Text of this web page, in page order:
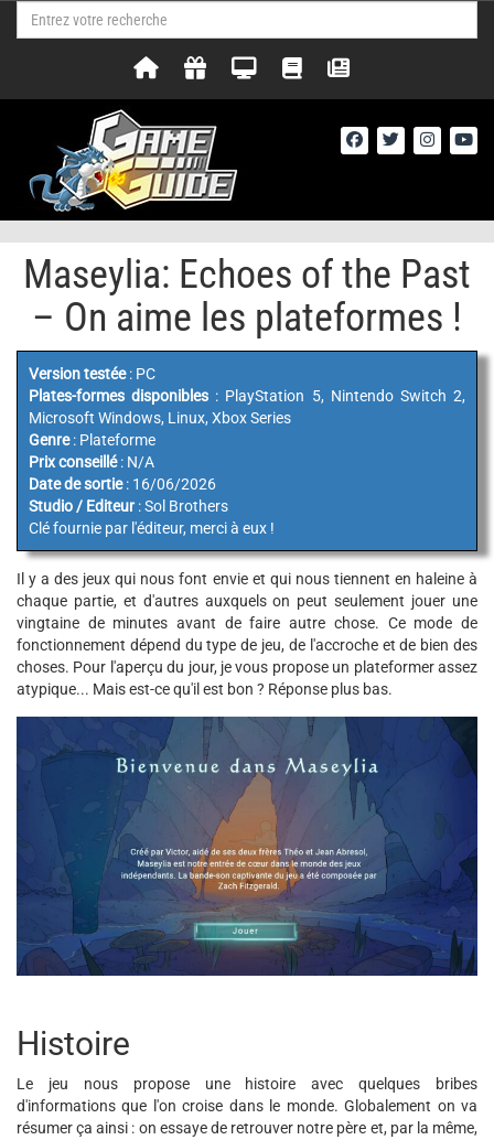
Maseylia: Echoes of the Past
– On aime les plateformes !
Version testée: PC
Plates-formes disponibles : PlayStation 5, Nintendo Switch 2,
Microsoft Windows, Linux, Xbox Series
Genre: Plateforme
Prix conseillé: N/A
Date de sortie: 16/06/2026
Studio / Editeur : Sol Brothers
Clé fournie par l'éditeur, merci à eux !
Il y a des jeux qui nous font envie et qui nous tiennent en haleine à
chaque partie, et d'autres auxquels on peut seulement jouer une
vingtaine de minutes avant de faire autre chose. Ce mode de
fonctionnement dépend du type de jeu, de l'accroche et de bien des
choses. Pour l'aperçu du jour, je vous propose un plateformer assez
atypique... Mais est-ce qu'il est bon ? Réponse plus bas.
Histoire
Le jeu nous propose une histoire avec quelques bribes
d'informations que l'on croise dans le monde. Globalement on va
résumer ça ainsi : on essaye de retrouver notre père et, par la même,